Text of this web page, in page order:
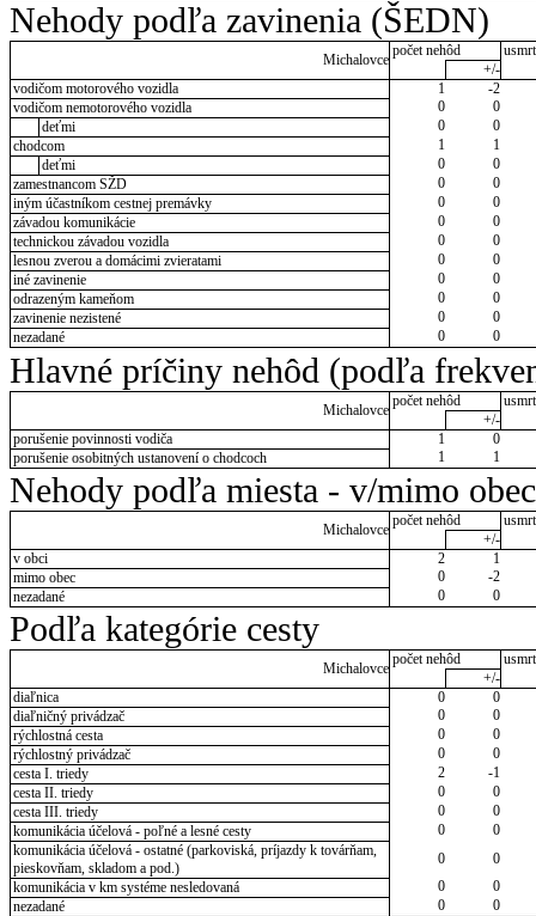
Nehody podľa zavinenia (ŠEDN)
Michalovce
počet nehôd
+/-
vodičom motorového vozidla
1
-2
vodičom nemotorového vozidla
0
0
deťmi
0
0
chodcom
1
1
deťmi
0
0
zamestnancom SŽD
0
0
iným účastníkom cestnej premávky
0
0
závadou komunikácie
0
0
technickou závadou vozidla
0
0
lesnou zverou a domácimi zvieratami
0
0
iné zavinenie
0
0
odrazeným kameňom
0
0
zavinenie nezistené
0
0
nezadané
0 0
Hlavné príčiny nehôd (podľa
Michalovce
počet nehôd
+/-
porušenie povinnosti vodiča
1
0
porušenie osobitných ustanovení o chodcoch
1 1
Nehody podľa miesta - v/mimo obec
Michalovce
počet nehôd
+/-
v obci
2
1
mimo obec
0
-2
nezadané
0 0
Podľa kategórie cesty
Michalovce
počet nehôd
+/-
diaľnica
0
0
diaľničný privádzač
0
0
rýchlostná cesta
0
0
rýchlostný privádzač
0
0
cesta I. triedy
2
-1
cesta II. triedy
0
0
cesta III. triedy
0
0
komunikácia účelová - poľné a lesné cesty
0
0
komunikácia účelová - ostatné (parkoviská, príjazdy k továrňam,
pieskovňam, skladom a pod.)
0
0
komunikácia v km systéme nesledovaná
0
0
nezadané
0 0